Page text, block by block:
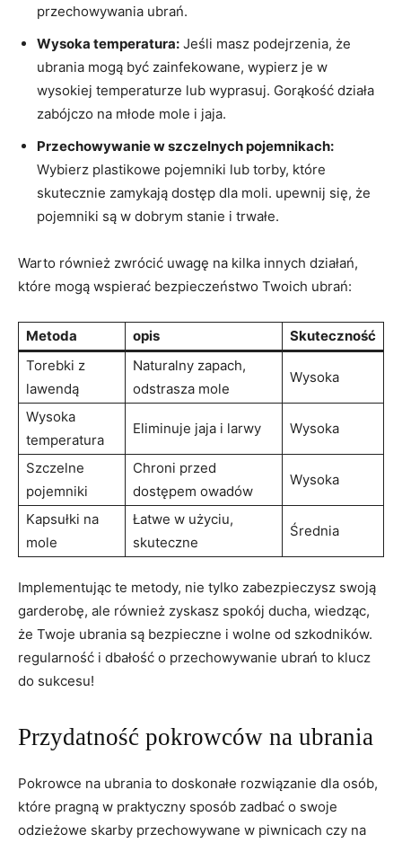
przechowywania ubrań.
Wysoka temperatura: Jeśli masz podejrzenia, że
ubrania mogą być zainfekowane, wypierz je w
wysokiej temperaturze lub wyprasuj. Gorąkość działa
zabójczo na młode mole i jaja.
Przechowywanie w szczelnych pojemnikach:
Wybierz plastikowe pojemniki lub torby, które
skutecznie zamykają dostęp dla moli. upewnij się, że
pojemniki są w dobrym stanie i trwałe.
Warto również zwrócić uwagę na kilka innych działań,
które mogą wspierać bezpieczeństwo Twoich ubrań:
Metoda opis
Skuteczność
Torebki z
lawendą
Naturalny zapach,
odstrasza mole
Wysoka
Wysoka
temperatura
Eliminuje jaja i larwy Wysoka
Szczelne
pojemniki
Chroni przed
dostępem owadów
Wysoka
Kapsułki na
mole
Łatwe w użyciu,
skuteczne
Średnia
Implementując te metody, nie tylko zabezpieczysz swoją
garderobę, ale również zyskasz spokój ducha, wiedząc,
że Twoje ubrania są bezpieczne i wolne od szkodników.
regularność i dbałość o przechowywanie ubrań to klucz
do sukcesu!
Przydatność pokrowców na ubrania
Pokrowce na ubrania to doskonałe rozwiązanie dla osób,
które pragną w praktyczny sposób zadbać o swoje
odzieżowe skarby przechowywane w piwnicach czy na